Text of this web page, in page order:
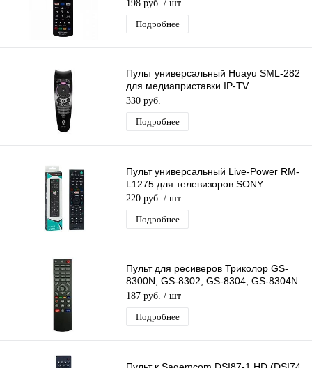
198 руб. / шт
Подробнее
Пульт универсальный Huayu SML-282
для медиаприставки IP-TV
Ростелеком
330 руб.
Подробнее
Пульт универсальный Live-Power RM-
L1275 для телевизоров SONY
220 руб. / шт
Подробнее
Пульт для ресиверов Триколор GS-
8300N, GS-8302, GS-8304, GS-8304N
Huayu
187 руб. / шт
Подробнее